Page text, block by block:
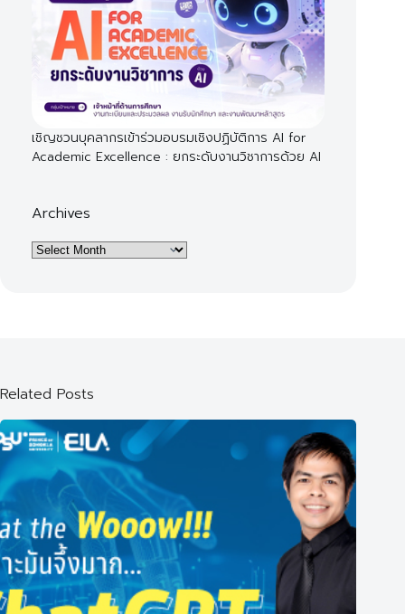
เชิญชวนบุคลากรเข้าร่วมอบรมเชิงปฏิบัติการ AI for
Academic Excellence : ยกระดับงานวิชาการด้วย AI
Archives
Archives
Related Posts